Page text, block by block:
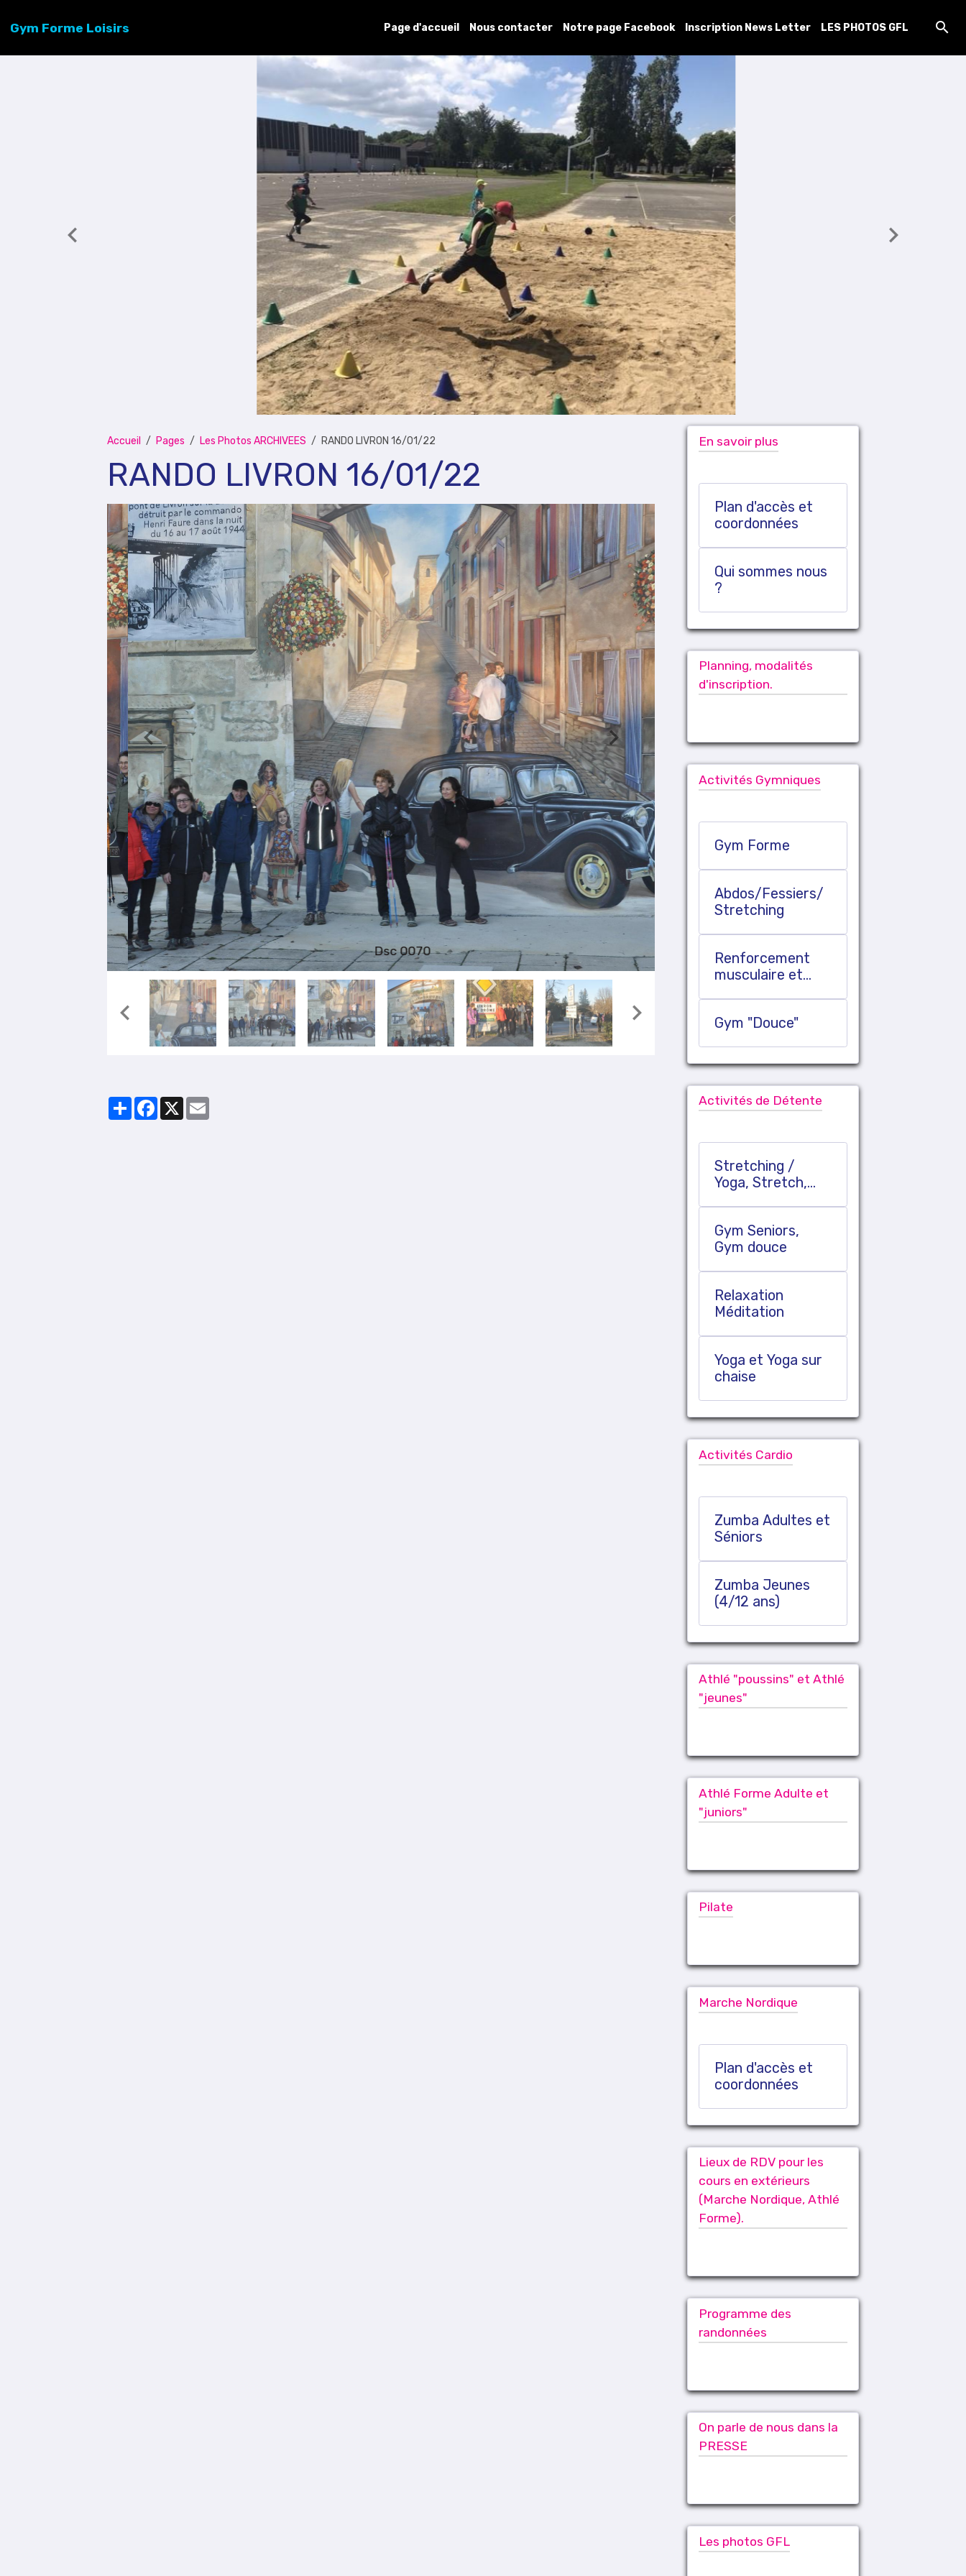
Gym Forme Loisirs Page d'accueil Nous contacter Notre page Facebook Inscription News Letter LES PHOTOS GFL
Accueil Pages Les Photos ARCHIVEES RANDO LIVRON 16/01/22
RANDO LIVRON 16/01/22
Dsc 0070
PartagerFacebook
X
En savoir plus
Plan d'accès et
coordonnées
Qui sommes nous
?
Planning, modalités
d'inscription.
Activités Gymniques
Gym Forme
Abdos/Fessiers/
Stretching
Renforcement
musculaire et
Gym "Douce"
Activités de Détente
Stretching /
Yoga, Stretch,
Gym Seniors,
Gym douce
Relaxation
Méditation
Yoga et Yoga sur
chaise
Activités Cardio
Zumba Adultes et
Séniors
Zumba Jeunes
(4/12 ans)
Athlé "poussins" et Athlé
"jeunes"
Athlé Forme Adulte et
"juniors"
Pilate
Marche Nordique
Plan d'accès et
coordonnées
Lieux de RDV pour les
cours en extérieurs
(Marche Nordique, Athlé
Forme).
Programme des
randonnées
On parle de nous dans la
PRESSE
Les photos GFL